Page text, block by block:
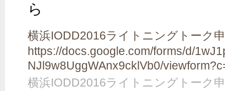
ら
横浜IODD2016ライトニングトーク
https://docs.google.com/forms/d/
NJl9w8UggWAnx9cklVb0/
横浜IODD2016ライトニングトーク